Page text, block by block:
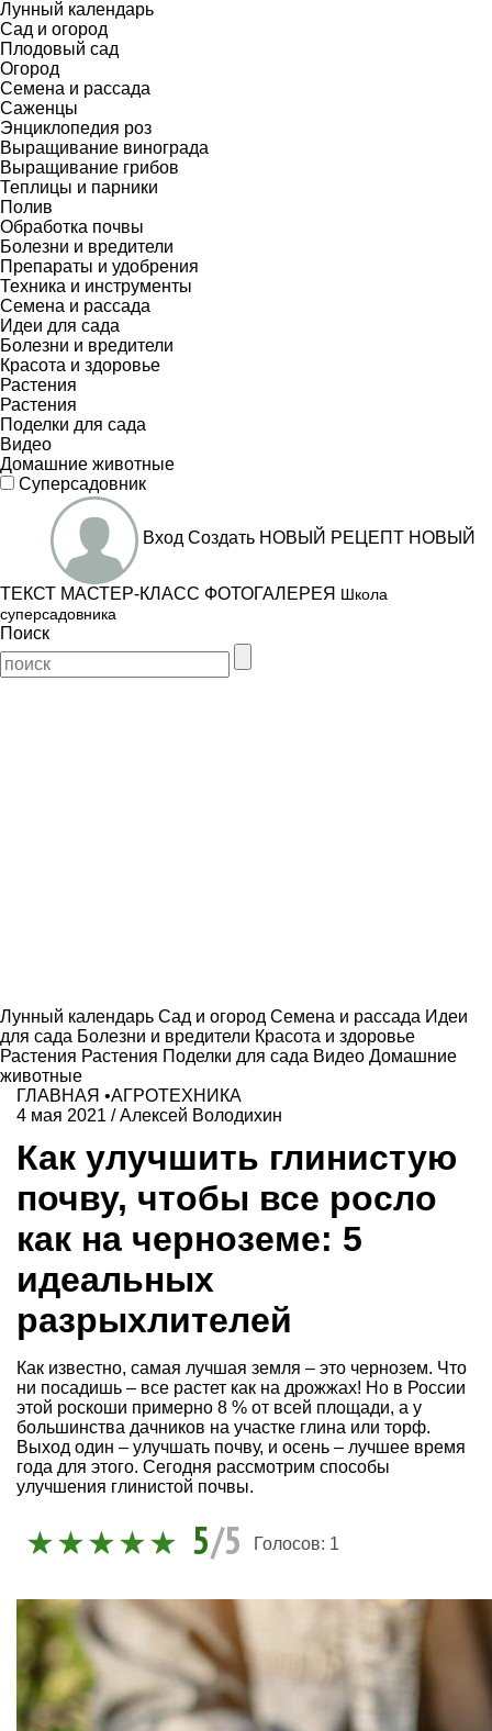
Лунный календарь
Сад и огород
Плодовый сад
Огород
Семена и рассада
Саженцы
Энциклопедия роз
Выращивание винограда
Выращивание грибов
Теплицы и парники
Полив
Обработка почвы
Болезни и вредители
Препараты и удобрения
Техника и инструменты
Семена и рассада
Идеи для сада
Болезни и вредители
Красота и здоровье
Растения
Растения
Поделки для сада
Видео
Домашние животные
Суперсадовник
Вход Создать НОВЫЙ РЕЦЕПТ НОВЫЙ
ТЕКСТ МАСТЕР-КЛАСС ФОТОГАЛЕРЕЯ Школа
суперсадовника
Поиск
Лунный календарь Сад и огород Семена и рассада Идеи
для сада Болезни и вредители Красота и здоровье
Растения Растения Поделки для сада Видео Домашние
животные
ГЛАВНАЯ •АГРОТЕХНИКА
4 мая 2021 /Алексей Володихин
Как улучшить глинистую
почву, чтобы все росло
как на черноземе: 5
идеальных
разрыхлителей
Как известно, самая лучшая земля – это чернозем. Что
ни посадишь – все растет как на дрожжах! Но в России
этой роскоши примерно 8 % от всей площади, а у
большинства дачников на участке глина или торф.
Выход один – улучшать почву, и осень – лучшее время
года для этого. Сегодня рассмотрим способы
улучшения глинистой почвы.
5/5 Голосов: 1